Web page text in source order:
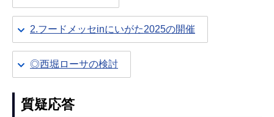
2.フードメッセinにいがた2025の開催
◎西堀ローサの検討
質疑応答